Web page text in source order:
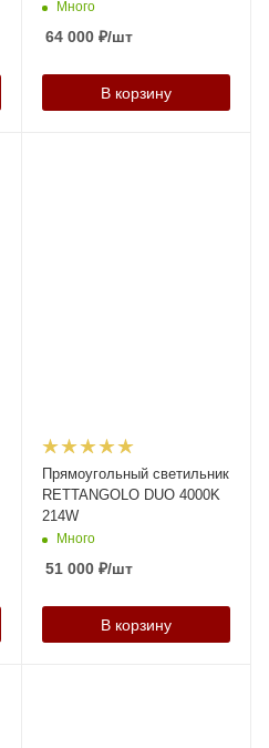
Много
64 000₽/шт
В корзину
Прямоугольный светильник
RETTANGOLO DUО 4000K
214W
Много
51 000₽/шт
В корзину